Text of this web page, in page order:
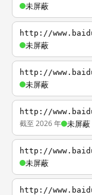
未屏蔽
http://
未屏蔽
http://
未屏蔽
http://
截至 2026 年 未屏蔽
http://
未屏蔽
http://